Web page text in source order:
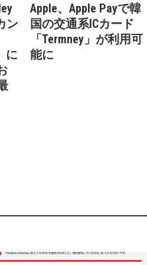
ン
に
Apple、Apple Payで韓
国の交通系ICカード
「Termney」が利用可
能に